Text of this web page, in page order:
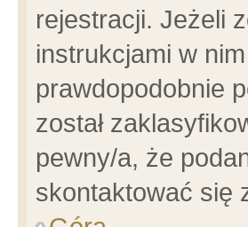
rejestracji. Jeżeli
instrukcjami w
prawdopodobnie
został
pewny/a, że
skontaktować się